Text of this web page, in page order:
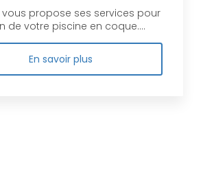
vous propose ses services pour
de votre piscine en coque....
En savoir plus